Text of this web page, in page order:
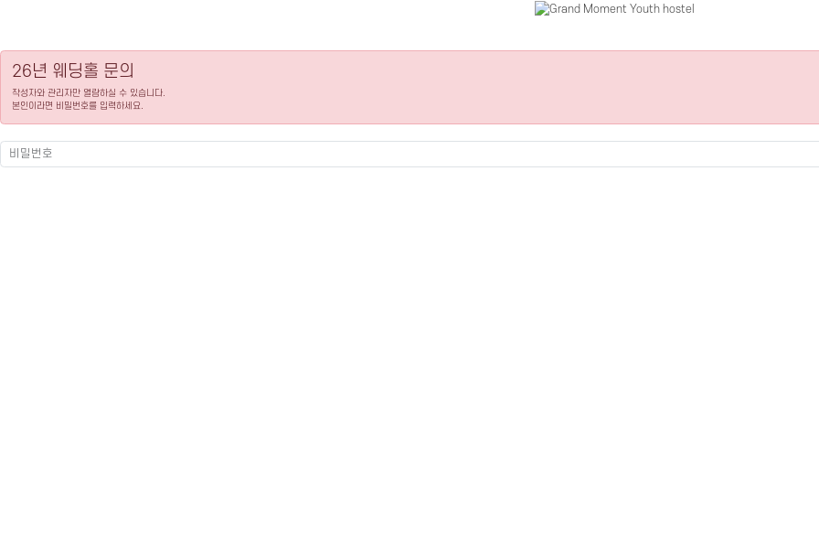
26년 웨딩홀 문의
작성자와 관리자만 열람하실 수 있습니다.
본인이라면 비밀번호를 입력하세요.